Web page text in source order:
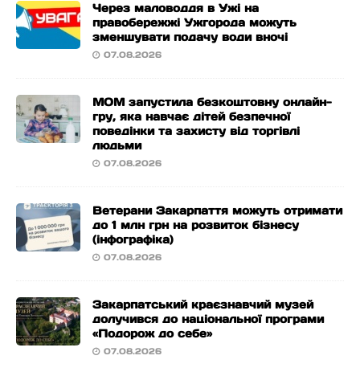
Через маловоддя в Ужі на
правобережжі Ужгорода можуть
зменшувати подачу води вночі
07.08.2026
МОМ запустила безкоштовну онлайн-
гру, яка навчає дітей безпечної
поведінки та захисту від торгівлі
людьми
07.08.2026
Ветерани Закарпаття можуть отримати
до 1 млн грн на розвиток бізнесу
(інфографіка)
07.08.2026
Закарпатський краєзнавчий музей
долучився до національної програми
«Подорож до себе»
07.08.2026